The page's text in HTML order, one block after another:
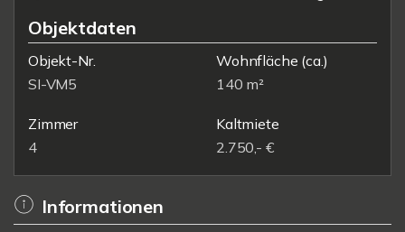
Objektdaten
Objekt-Nr.
SI-VM5
Wohnfläche (ca.)
140 m²
Zimmer
4
Kaltmiete
2.750,- €
Informationen